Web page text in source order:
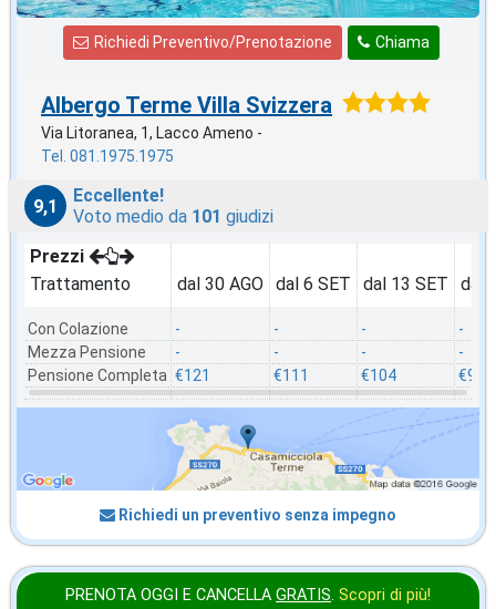
Chiama
Richiedi Preventivo/Prenotazione
Albergo Terme Villa Svizzera
Via Litoranea, 1, Lacco Ameno -
Tel. 081.1975.1975
9,1
Eccellente!
Voto medio da 101 giudizi
Prezzi
Trattamento
Con Colazione
Mezza Pensione
Pensione Completa
dal 30 AGO
-
-
€121
dal 6 SET
-
-
€111
dal 13 SET
-
-
€104
dal
-
-
€92
Richiedi un preventivo senza impegno
PRENOTA OGGI E CANCELLA GRATIS. Scopri di più!